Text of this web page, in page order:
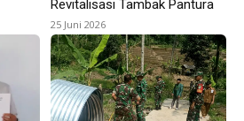
Revitalisasi Tambak Pantura
25 Juni 2026